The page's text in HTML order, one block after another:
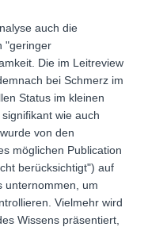
auch die
"geringer
Die im Leitreview
bei Schmerz im
Status im kleinen
wie auch
von den
möglichen Publication
berücksichtigt") auf
unternommen, um
Vielmehr wird
Wissens präsentiert,